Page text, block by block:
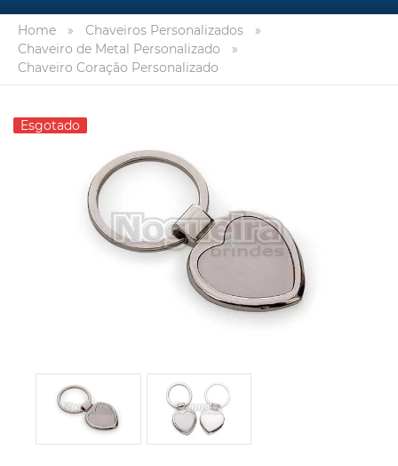
Home » Chaveiros Personalizados
»
Chaveiro de Metal Personalizado
»
Chaveiro Coração Personalizado
Esgotado